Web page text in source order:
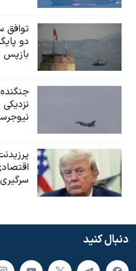
توافق
دو
بازپس
دنبال کنید